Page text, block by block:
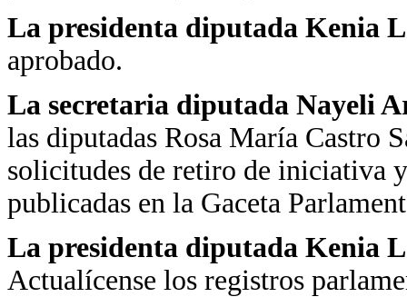
La presidenta diputada Kenia
aprobado.
La secretaria diputada Nayeli
las diputadas Rosa María Castro
solicitudes de retiro de iniciativa
publicadas en la Gaceta
La presidenta diputada Kenia
Actualícense los registros